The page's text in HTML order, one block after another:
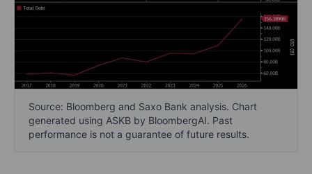
Source: Bloomberg and Saxo Bank analysis. Chart
generated using ASKB by BloombergAI. Past
performance is not a guarantee of future results.